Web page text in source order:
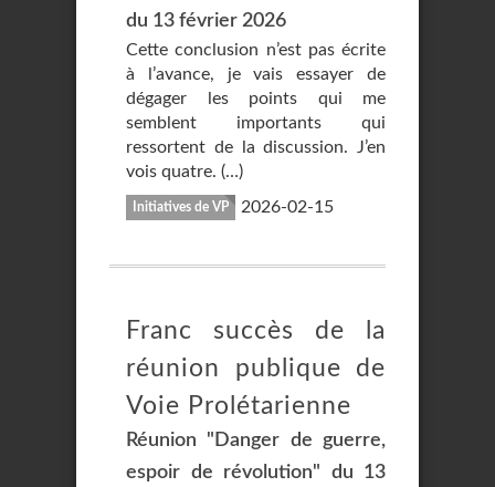
du 13 février 2026
Cette conclusion n’est pas écrite
à l’avance, je vais essayer de
dégager les points qui me
semblent importants qui
ressortent de la discussion. J’en
vois quatre. (…)
Initiatives de VP 2026-02-15
Franc succès de la
réunion publique de
Voie Prolétarienne
Réunion "Danger de guerre,
espoir de révolution" du 13